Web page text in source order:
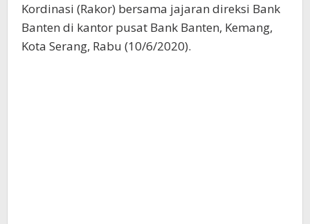
Kordinasi (Rakor) bersama jajaran direksi Bank
Banten di kantor pusat Bank Banten, Kemang,
Kota Serang, Rabu (10/6/2020).